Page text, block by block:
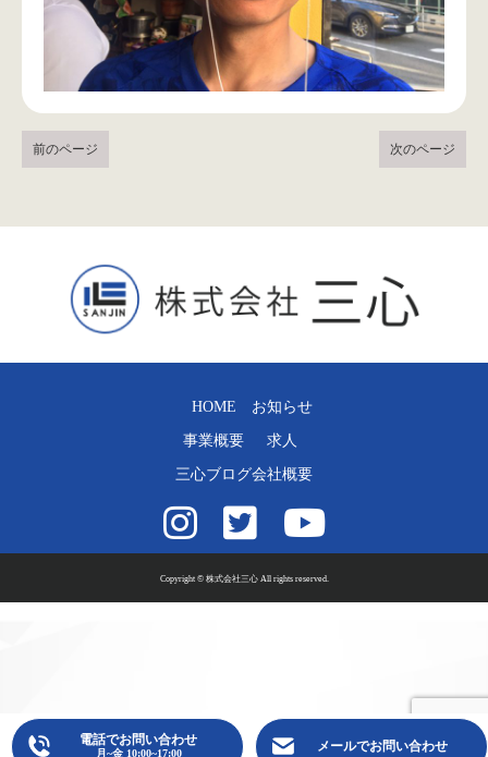
前のページ 次のページ
電話でお問い合わせ
月~金 10:00~17:00 メールでお問い合わせ
HOME
事業概要
三心ブログ
お知らせ
求人
会社概要
Copyright © 株式会社三心 All rights reserved.